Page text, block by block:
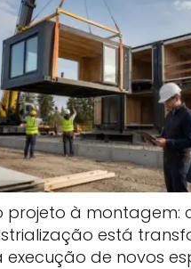
projeto à montagem:
está
execução de novos